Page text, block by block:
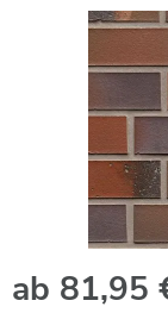
ab 81,95